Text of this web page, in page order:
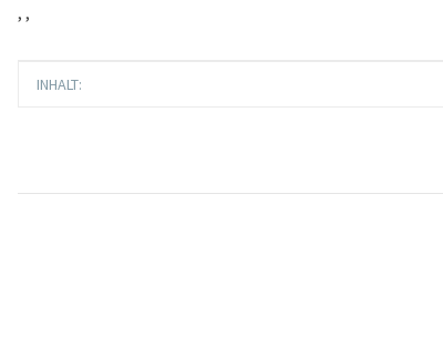
, ,
Produkteigenschaft
Wert
INHALT: